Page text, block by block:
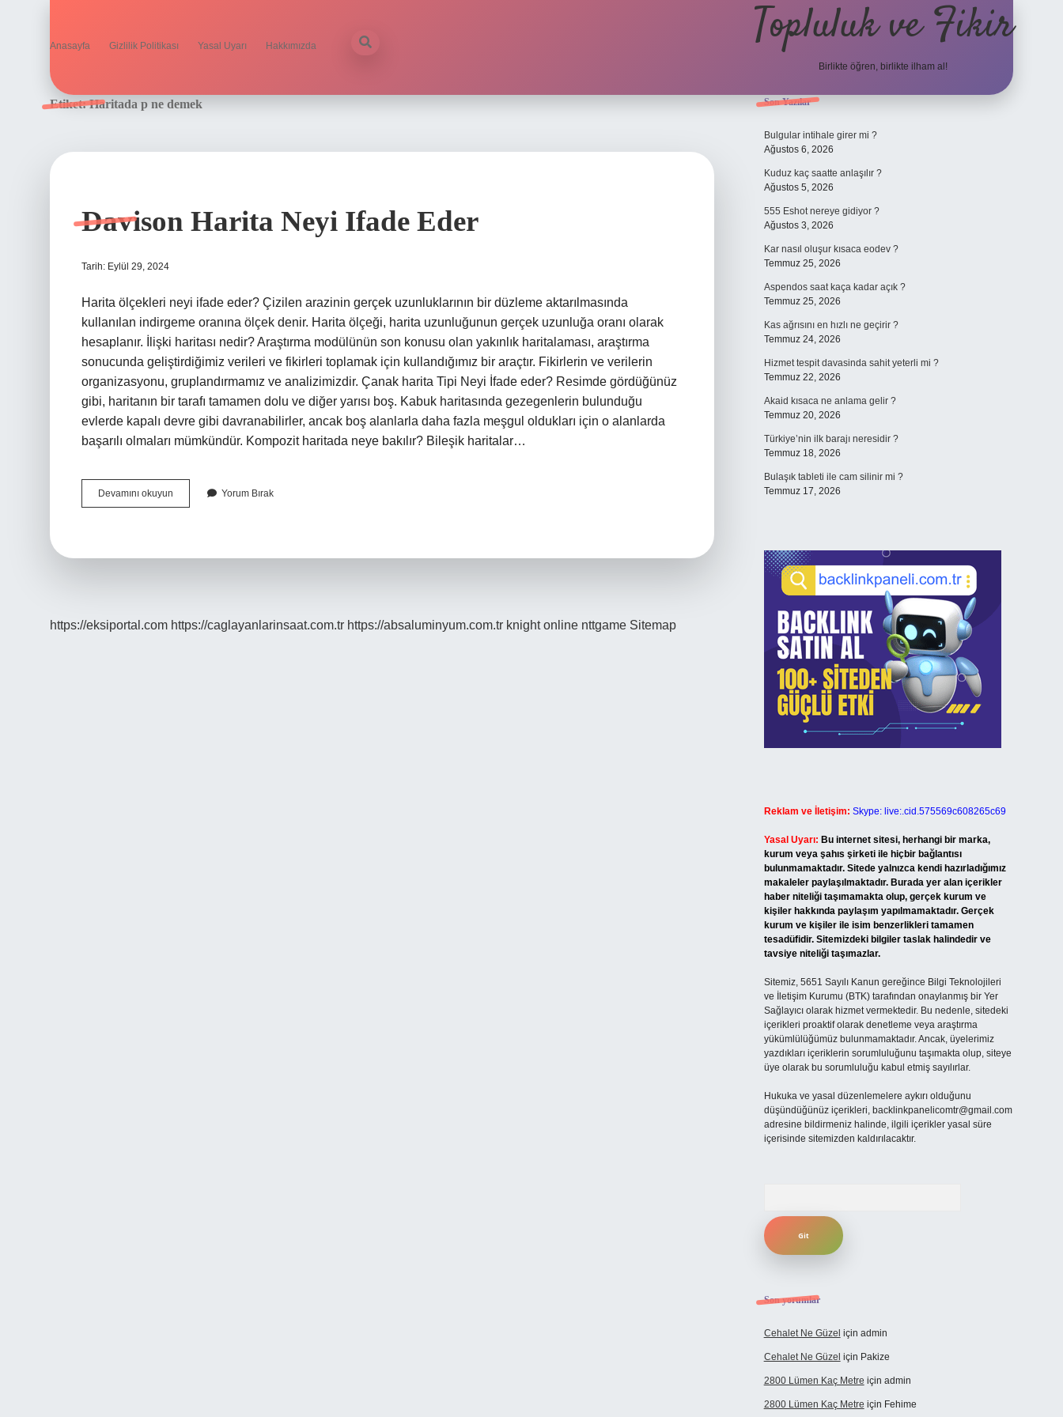
Anasayfa Gizlilik Politikası Yasal Uyarı Hakkımızda Topluluk ve Fikir
Birlikte öğren, birlikte ilham al!
Etiket:Haritada p ne demek
Davison Harita Neyi Ifade Eder
Tarih: Eylül 29, 2024
Harita ölçekleri neyi ifade eder? Çizilen arazinin gerçek uzunluklarının bir düzleme aktarılmasında
kullanılan indirgeme oranına ölçek denir. Harita ölçeği, harita uzunluğunun gerçek uzunluğa oranı olarak
hesaplanır. İlişki haritası nedir? Araştırma modülünün son konusu olan yakınlık haritalaması, araştırma
sonucunda geliştirdiğimiz verileri ve fikirleri toplamak için kullandığımız bir araçtır. Fikirlerin ve verilerin
organizasyonu, gruplandırmamız ve analizimizdir. Çanak harita Tipi Neyi İfade eder? Resimde gördüğünüz
gibi, haritanın bir tarafı tamamen dolu ve diğer yarısı boş. Kabuk haritasında gezegenlerin bulunduğu
evlerde kapalı devre gibi davranabilirler, ancak boş alanlarla daha fazla meşgul oldukları için o alanlarda
başarılı olmaları mümkündür. Kompozit haritada neye bakılır? Bileşik haritalar…
Devamını okuyun Davison
Harita
Yorum Bırak
https://eksiportal.com https://caglayanlarinsaat.com.tr https://absaluminyum.com.tr knight online nttgame Sitemap
Sidebar
Son Yazılar
Bulgular intihale girer mi ?
Ağustos 6, 2026
Kuduz kaç saatte anlaşılır ?
Ağustos 5, 2026
555 Eshot nereye gidiyor ?
Ağustos 3, 2026
Kar nasıl oluşur kısaca eodev ?
Temmuz 25, 2026
Aspendos saat kaça kadar açık ?
Temmuz 25, 2026
Kas ağrısını en hızlı ne geçirir ?
Temmuz 24, 2026
Hizmet tespit davasinda sahit yeterli mi ?
Temmuz 22, 2026
Akaid kısaca ne anlama gelir ?
Temmuz 20, 2026
Türkiye’nin ilk barajı neresidir ?
Temmuz 18, 2026
Bulaşık tableti ile cam silinir mi ?
Temmuz 17, 2026
Reklam ve İletişim: Skype: live:.cid.575569c608265c69
Yasal Uyarı: Bu internet sitesi, herhangi bir marka,
kurum veya şahıs şirketi ile hiçbir bağlantısı
bulunmamaktadır. Sitede yalnızca kendi hazırladığımız
makaleler paylaşılmaktadır. Burada yer alan içerikler
haber niteliği taşımamakta olup, gerçek kurum ve
kişiler hakkında paylaşım yapılmamaktadır. Gerçek
kurum ve kişiler ile isim benzerlikleri tamamen
tesadüfidir. Sitemizdeki bilgiler taslak halindedir ve
tavsiye niteliği taşımazlar.
Sitemiz, 5651 Sayılı Kanun gereğince Bilgi Teknolojileri
ve İletişim Kurumu (BTK) tarafından onaylanmış bir Yer
Sağlayıcı olarak hizmet vermektedir. Bu nedenle, sitedeki
içerikleri proaktif olarak denetleme veya araştırma
yükümlülüğümüz bulunmamaktadır. Ancak, üyelerimiz
yazdıkları içeriklerin sorumluluğunu taşımakta olup, siteye
üye olarak bu sorumluluğu kabul etmiş sayılırlar.
Hukuka ve yasal düzenlemelere aykırı olduğunu
düşündüğünüz içerikleri, backlinkpanelicomtr@gmail.com
adresine bildirmeniz halinde, ilgili içerikler yasal süre
içerisinde sitemizden kaldırılacaktır.
Son yorumlar
Cehalet Ne Güzel için admin
Cehalet Ne Güzel için Pakize
2800 Lümen Kaç Metre için admin
2800 Lümen Kaç Metre için Fehime